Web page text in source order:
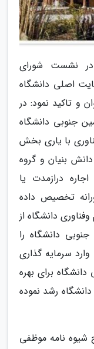
در نشست شورای
اصلی دانشگاه
و تاکید نمود: در
جنوبی دانشگاه
برج فناوری با یاری بخش
بنیان و گروه
درازمدت یا
تخصیص داده
دانشگاه از
دانشگاه را
سرمایه گذاری
برای بهره
رشد نموده
شیوه نامه موظفی